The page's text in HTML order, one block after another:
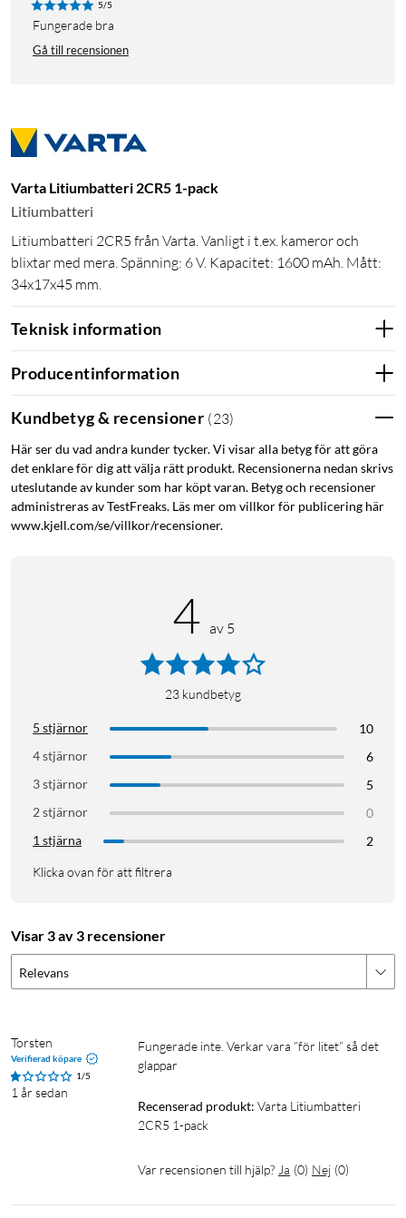
5/5
Fungerade bra
Gå till recensionen
Varta Litiumbatteri 2CR5 1-pack
Litiumbatteri
Litiumbatteri 2CR5 från Varta. Vanligt i t.ex. kameror och
blixtar med mera. Spänning: 6 V. Kapacitet: 1600 mAh. Mått:
34x17x45 mm.
Teknisk information
Producentinformation
Kundbetyg & recensioner (23)
Här ser du vad andra kunder tycker. Vi visar alla betyg för att göra
det enklare för dig att välja rätt produkt. Recensionerna nedan skrivs
uteslutande av kunder som har köpt varan. Betyg och recensioner
administreras av TestFreaks. Läs mer om villkor för publicering här
www.kjell.com/se/villkor/recensioner.
4 av 5
23 kundbetyg
5 stjärnor
10
4 stjärnor
6
3 stjärnor
5
2 stjärnor
0
1 stjärna
2
Klicka ovan för att filtrera
Visar 3 av 3 recensioner
Relevans
Torsten
Verifierad köpare
1/5
1 år sedan
Fungerade inte. Verkar vara ”för litet” så det
glappar
Recenserad produkt: Varta Litiumbatteri
2CR5 1-pack
Var recensionen till hjälp? Ja (0) Nej (0)